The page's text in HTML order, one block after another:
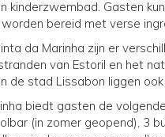
kinderzwembad. Gasten
bereid met verse
da Marinha zijn er
van Estoril en het
de stad Lissabon liggen
biedt gasten de
(in zomer geopend), 3